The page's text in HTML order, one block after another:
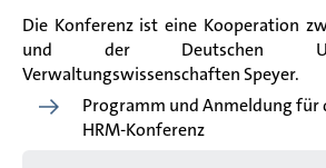
Die Konferenz ist eine Kooperation
und der Deutschen
Verwaltungswissenschaften Speyer.
Programm und Anmeldung für
HRM-Konferenz